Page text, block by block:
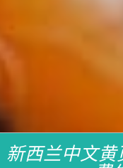
新西兰中文